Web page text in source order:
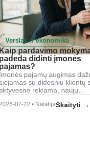
Verslas ir ekonomika
pardavimo
didinti įmonės
pajamų augimas
su didesniu klientų
reklama, naujų…
07-22 • NatalijaSkaityti →